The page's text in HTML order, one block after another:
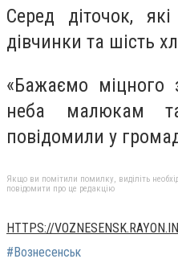
Серед діточок,
дівчинки та шість
«Бажаємо міцного
неба малюкам
повідомили у
Якщо ви помітили помилку, виділіть
повідомити про це редакцію
HTTPS://
#Вознесенськ